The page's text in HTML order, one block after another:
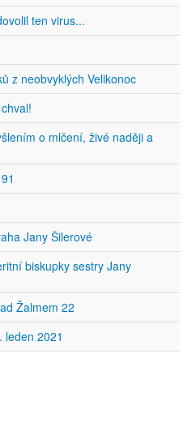
ten virus...
z neobvyklých Velikonoc
o mlčení, živé naději a
Jany Šilerové
biskupky sestry Jany
Žalmem 22
leden 2021